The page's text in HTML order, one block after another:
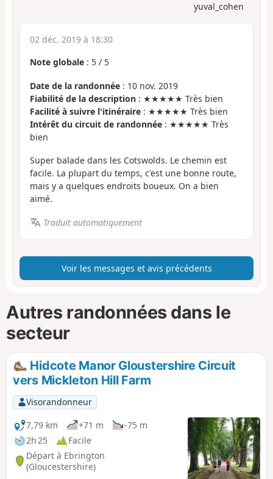
yuval_cohen
02 déc. 2019 à 18:30
Note globale : 5 / 5
Date de la randonnée : 10 nov. 2019
Fiabilité de la description : ★★★★★ Très bien
Facilité à suivre l'itinéraire : ★★★★★ Très bien
Intérêt du circuit de randonnée : ★★★★★ Très
bien
Super balade dans les Cotswolds. Le chemin est
facile. La plupart du temps, c'est une bonne route,
mais y a quelques endroits boueux. On a bien
aimé.
Traduit automatiquement
Voir les messages et avis précédents
Autres randonnées dans le
secteur
Hidcote Manor Gloustershire Circuit
vers Mickleton Hill Farm
Visorandonneur
7,79 km
+71 m
-75 m
2h 25
Facile
Départ à Ebrington
(Gloucestershire)